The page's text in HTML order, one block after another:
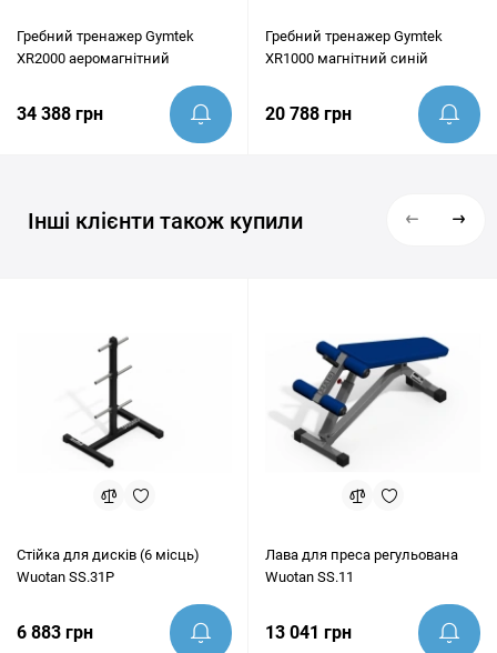
Гребний тренажер Gymtek
XR2000 аеромагнітний
34 388 грн
Гребний тренажер Gymtek
XR1000 магнітний синій
20 788 грн
Інші клієнти також купили
Стійка для дисків (6 місць)
Wuotan SS.31P
6 883 грн
Лава для преса регульована
Wuotan SS.11
13 041 грн